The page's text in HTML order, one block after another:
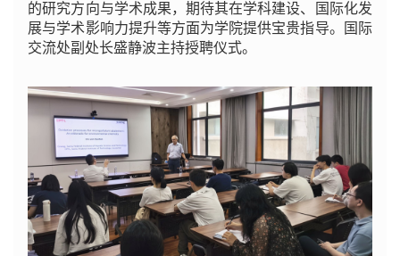
的研究方向与学术成果，期待其在学科建设、国际化发
展与学术影响力提升等方面为学院提供宝贵指导。国际
交流处副处长盛静波主持授聘仪式。